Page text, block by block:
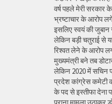
वर्ष पहले मेरी सरकार के
भ्रष्टाचार के आरोप
इसलिए स्वयं की जुबान
लेकिन बड़ी चतुराई से यह
रिश्वत लेने के आरोप
मुख्यमंत्री बने तब
लेकिन 2020 में सचिन
प्रदेश कांग्रेस कमेटी का
के पद से इस्तीफा देना